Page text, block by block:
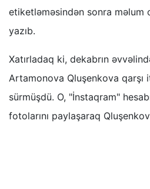
etiketləməsindən sonra məlum
yazıb.
Xatırladaq ki, dekabrın
Artamonova Qluşenkova qarşı
sürmüşdü. O, "İnstaqram"
fotolarını paylaşaraq